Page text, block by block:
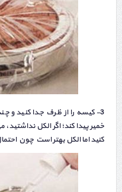
3- کیسه را از ظرف جدا کنید و
خمیر پیدا کند؛ اگر الکل
کنید اما الکل بهتر است چون